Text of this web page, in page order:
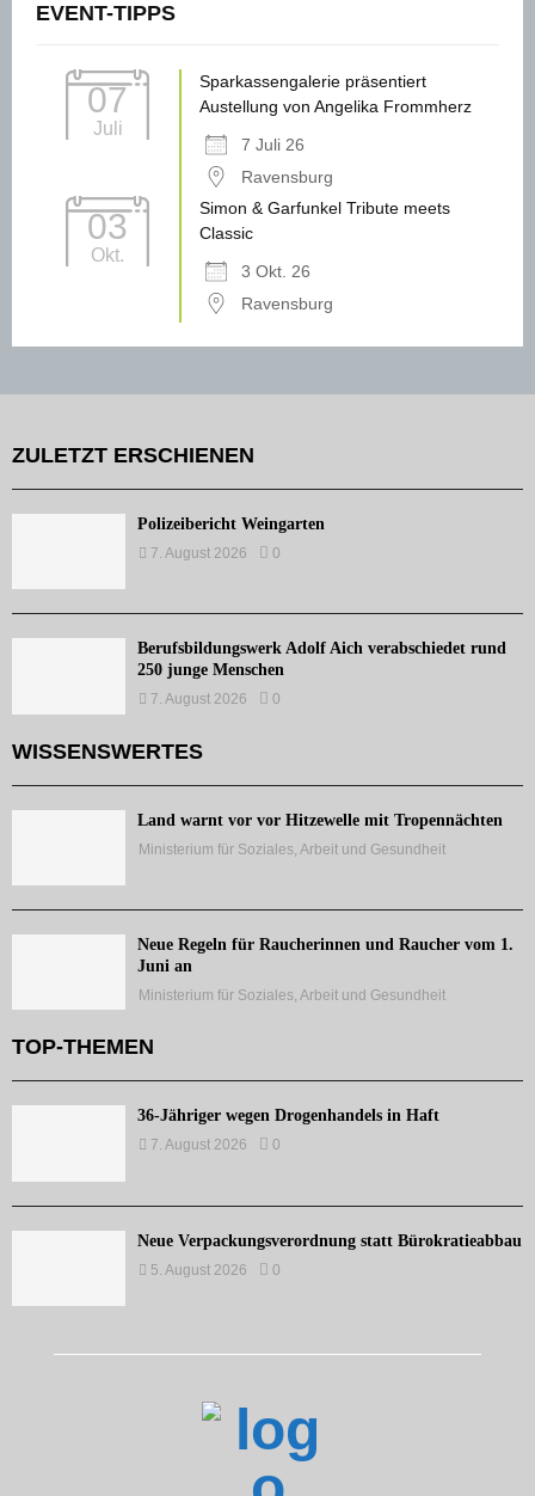
EVENT-TIPPS
07
Juli
Sparkassengalerie präsentiert
Austellung von Angelika Frommherz
7 Juli 26
Ravensburg
03
Okt.
Simon & Garfunkel Tribute meets
Classic
3 Okt. 26
Ravensburg
ZULETZT ERSCHIENEN
Polizeibericht Weingarten
7. August 2026 0
Berufsbildungswerk Adolf Aich verabschiedet rund
250 junge Menschen
7. August 2026 0
WISSENSWERTES
Land warnt vor vor Hitzewelle mit Tropennächten
Ministerium für Soziales, Arbeit und Gesundheit
Neue Regeln für Raucherinnen und Raucher vom 1.
Juni an
Ministerium für Soziales, Arbeit und Gesundheit
TOP-THEMEN
36-Jähriger wegen Drogenhandels in Haft
7. August 2026 0
Neue Verpackungsverordnung statt Bürokratieabbau
5. August 2026 0